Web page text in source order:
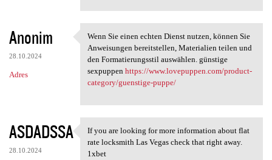
Anonim
28.10.2024
Adres
Wenn Sie einen echten Dienst
Wenn Sie einen echten Dienst nutzen, können Sie
Anweisungen bereitstellen, Materialien teilen und
den Formatierungsstil auswählen. günstige
sexpuppen https://www.lovepuppen.com/product-
category/guenstige-puppe/
ASDADSSA
28.10.2024
If you are looking for more
If you are looking for more information about flat
rate locksmith Las Vegas check that right away.
1xbet